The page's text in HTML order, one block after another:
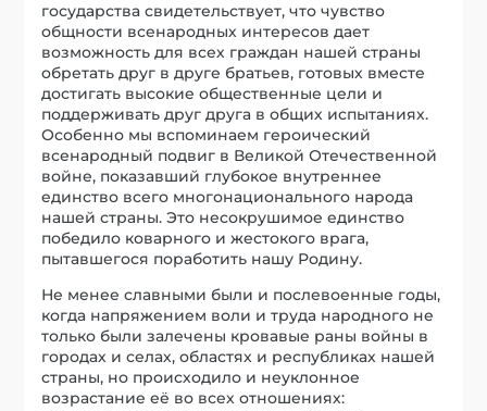
государства свидетельствует, что чувство
общности всенародных интересов дает
возможность для всех граждан нашей страны
обретать друг в друге братьев, готовых вместе
достигать высокие общественные цели и
поддерживать друг друга в общих испытаниях.
Особенно мы вспоминаем героический
всенародный подвиг в Великой Отечественной
войне, показавший глубокое внутреннее
единство всего многонационального народа
нашей страны. Это несокрушимое единство
победило коварного и жестокого врага,
пытавшегося поработить нашу Родину.
Не менее славными были и послевоенные годы,
когда напряжением воли и труда народного не
только были залечены кровавые раны войны в
городах и селах, областях и республиках нашей
страны, но происходило и неуклонное
возрастание её во всех отношениях: